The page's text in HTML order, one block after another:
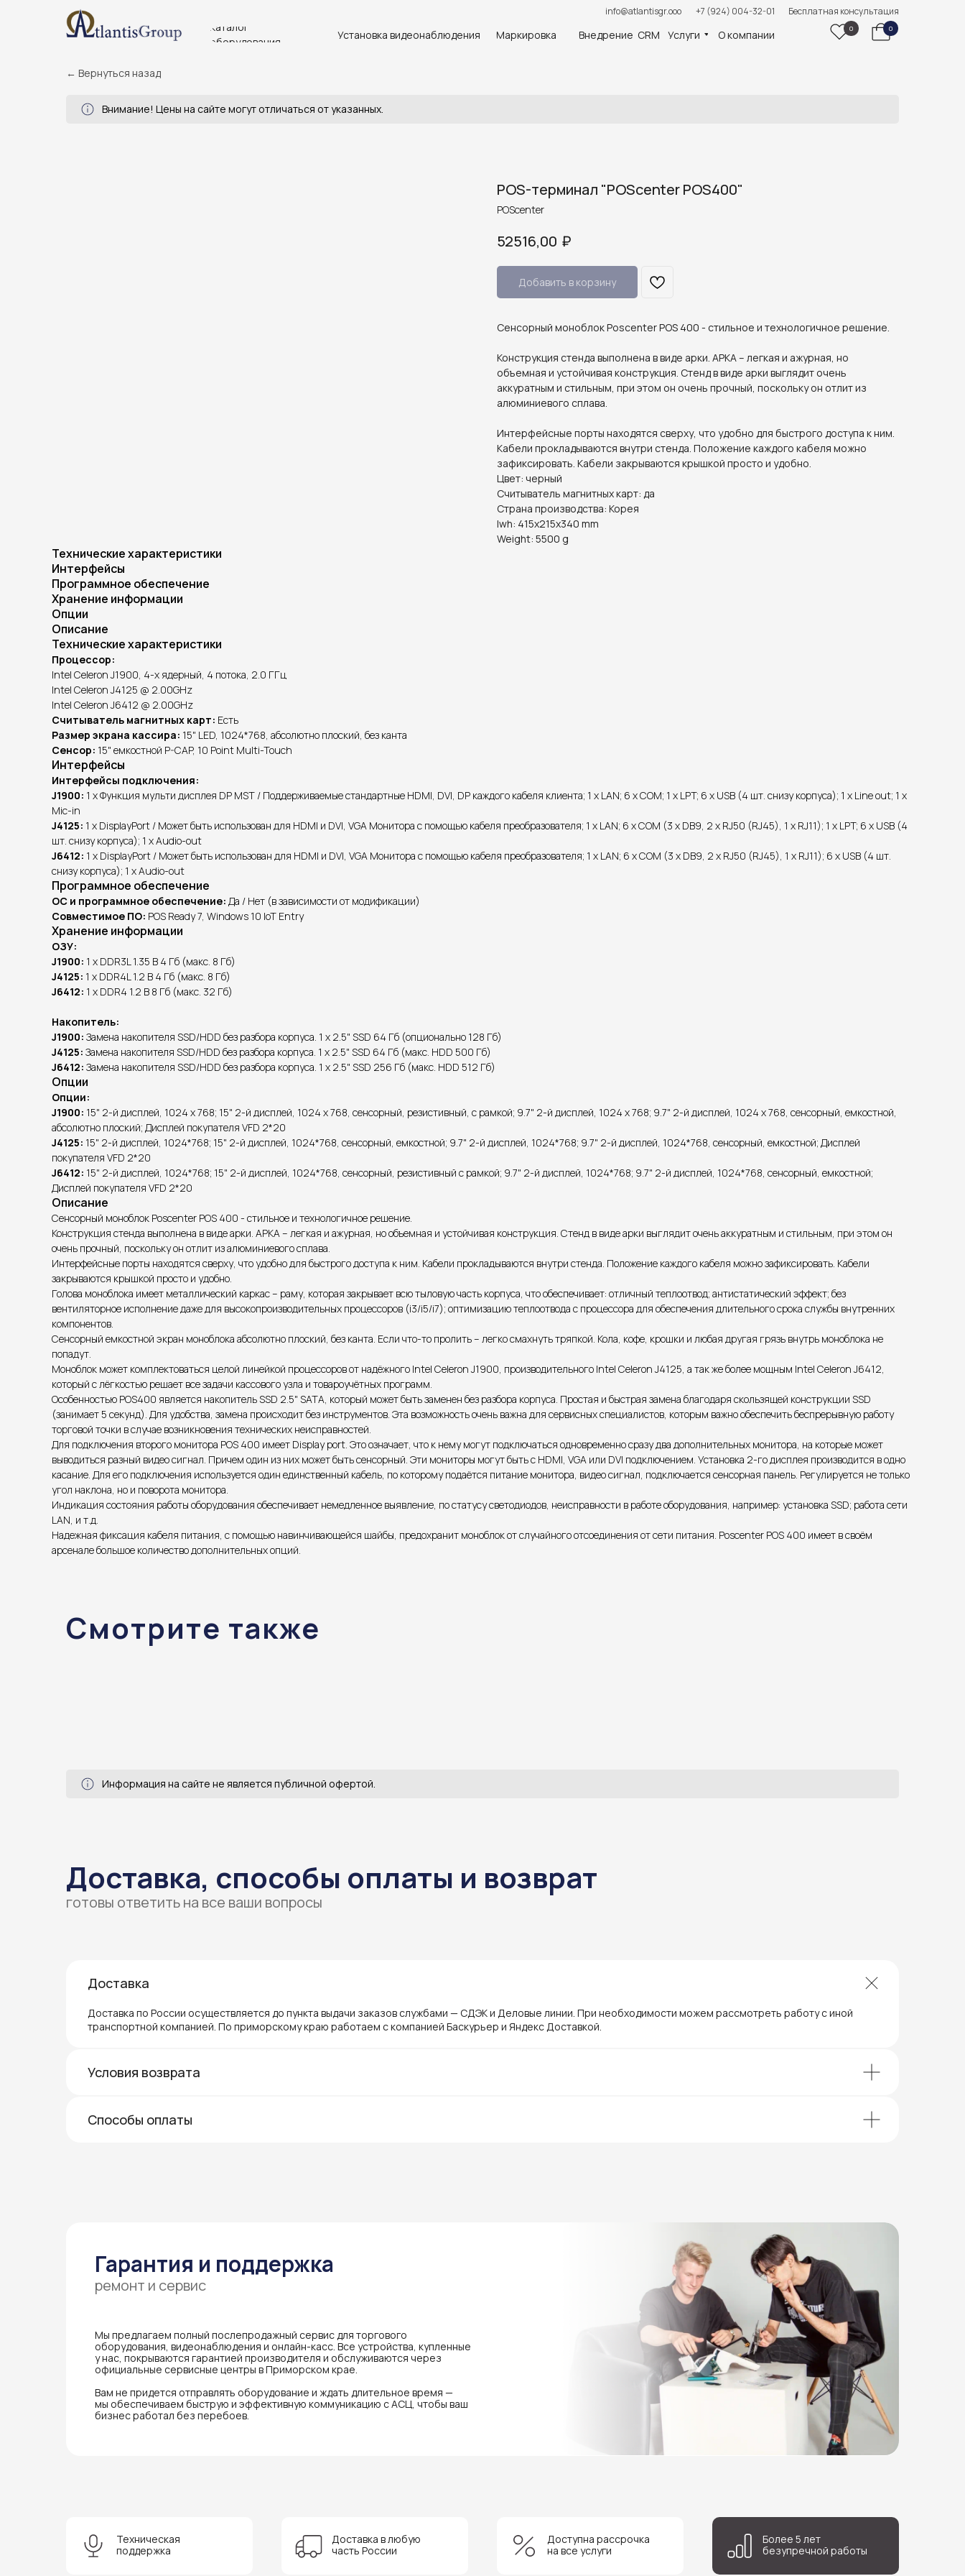
Бесплатная консультация
+7 (924) 004-32-01
info@atlantisgr.ooo
0
0
Установка видеонаблюдения
Каталог
оборудования
Маркировка Услуги О компании
Внедрение CRM
← Вернуться назад
Внимание! Цены на сайте могут отличаться от указанных.
POS-терминал "POScenter POS400"
POScenter
52516,00 ₽
Добавить в корзину
Сенсорный моноблок Poscenter POS 400 - стильное и технологичное решение.
Конструкция стенда выполнена в виде арки. АРКА – легкая и ажурная, но
объемная и устойчивая конструкция. Стенд в виде арки выглядит очень
аккуратным и стильным, при этом он очень прочный, поскольку он отлит из
алюминиевого сплава.
Интерфейсные порты находятся сверху, что удобно для быстрого доступа к ним.
Кабели прокладываются внутри стенда. Положение каждого кабеля можно
зафиксировать. Кабели закрываются крышкой просто и удобно.
Цвет: черный
Считыватель магнитных карт: да
Страна производства: Корея
lwh: 415x215x340 mm
Weight: 5500 g
Технические характеристики
Интерфейсы
Программное обеспечение
Хранение информации
Опции
Описание
Технические характеристики
Процессор:
Intel Celeron J1900, 4-х ядерный, 4 потока, 2.0 ГГц
Intel Celeron J4125 @ 2.00GHz
Intel Celeron J6412 @ 2.00GHz
Считыватель магнитных карт: Есть
Размер экрана кассира: 15" LED, 1024*768, абсолютно плоский, без канта
Сенсор: 15" емкостной P-CAP, 10 Point Multi-Touch
Интерфейсы
Интерфейсы подключения:
J1900: 1 х Функция мульти дисплея DP MST / Поддерживаемые стандартные HDMI, DVI, DP каждого кабеля клиента; 1 х LAN; 6 х COM; 1 х LPT; 6 х USB (4 шт. снизу корпуса); 1 х Line out; 1 х
Mic-in
J4125: 1 х DisplayPort / Может быть использован для HDMI и DVI, VGA Монитора с помощью кабеля преобразователя; 1 х LAN; 6 х COM (3 х DB9, 2 х RJ50 (RJ45), 1 х RJ11); 1 х LPT; 6 х USB (4
шт. снизу корпуса); 1 х Audio-out
J6412: 1 х DisplayPort / Может быть использован для HDMI и DVI, VGA Монитора с помощью кабеля преобразователя; 1 х LAN; 6 х COM (3 х DB9, 2 х RJ50 (RJ45), 1 х RJ11); 6 х USB (4 шт.
снизу корпуса); 1 х Audio-out
Программное обеспечение
ОС и программное обеспечение: Да / Нет (в зависимости от модификации)
Совместимое ПО: POS Ready 7, Windows 10 IoT Entry
Хранение информации
ОЗУ:
J1900: 1 x DDR3L 1.35 В 4 Гб (макс. 8 Гб)
J4125: 1 х DDR4L 1.2 В 4 Гб (макс. 8 Гб)
J6412: 1 х DDR4 1.2 В 8 Гб (макс. 32 Гб)
Накопитель:
J1900: Замена накопителя SSD/HDD без разбора корпуса. 1 х 2.5" SSD 64 Гб (опционально 128 Гб)
J4125: Замена накопителя SSD/HDD без разбора корпуса. 1 х 2.5" SSD 64 Гб (макс. HDD 500 Гб)
J6412: Замена накопителя SSD/HDD без разбора корпуса. 1 х 2.5" SSD 256 Гб (макс. HDD 512 Гб)
Опции
Опции:
J1900: 15" 2-й дисплей, 1024 x 768; 15" 2-й дисплей, 1024 x 768, сенсорный, резистивный, с рамкой; 9.7" 2-й дисплей, 1024 x 768; 9.7" 2-й дисплей, 1024 x 768, сенсорный, емкостной,
абсолютно плоский; Дисплей покупателя VFD 2*20
J4125: 15" 2-й дисплей, 1024*768; 15" 2-й дисплей, 1024*768, сенсорный, емкостной; 9.7" 2-й дисплей, 1024*768; 9.7" 2-й дисплей, 1024*768, сенсорный, емкостной; Дисплей
покупателя VFD 2*20
J6412: 15" 2-й дисплей, 1024*768; 15" 2-й дисплей, 1024*768, сенсорный, резистивный с рамкой; 9.7" 2-й дисплей, 1024*768; 9.7" 2-й дисплей, 1024*768, сенсорный, емкостной;
Дисплей покупателя VFD 2*20
Описание
Сенсорный моноблок Poscenter POS 400 - стильное и технологичное решение.
Конструкция стенда выполнена в виде арки. АРКА – легкая и ажурная, но объемная и устойчивая конструкция. Стенд в виде арки выглядит очень аккуратным и стильным, при этом он
очень прочный, поскольку он отлит из алюминиевого сплава.
Интерфейсные порты находятся сверху, что удобно для быстрого доступа к ним. Кабели прокладываются внутри стенда. Положение каждого кабеля можно зафиксировать. Кабели
закрываются крышкой просто и удобно.
Голова моноблока имеет металлический каркас – раму, которая закрывает всю тыловую часть корпуса, что обеспечивает: отличный теплоотвод; антистатический эффект; без
вентиляторное исполнение даже для высокопроизводительных процессоров (i3/i5/i7); оптимизацию теплоотвода с процессора для обеспечения длительного срока службы внутренних
компонентов.
Сенсорный емкостной экран моноблока абсолютно плоский, без канта. Если что-то пролить – легко смахнуть тряпкой. Кола, кофе, крошки и любая другая грязь внутрь моноблока не
попадут.
Моноблок может комплектоваться целой линейкой процессоров от надёжного Intel Celeron J1900, производительного Intel Celeron J4125, а так же более мощным Intel Celeron J6412,
который с лёгкостью решает все задачи кассового узла и товароучётных программ.
Особенностью POS400 является накопитель SSD 2.5" SATA, который может быть заменен без разбора корпуса. Простая и быстрая замена благодаря скользящей конструкции SSD
(занимает 5 секунд). Для удобства, замена происходит без инструментов. Эта возможность очень важна для сервисных специалистов, которым важно обеспечить беспрерывную работу
торговой точки в случае возникновения технических неисправностей.
Для подключения второго монитора POS 400 имеет Display port. Это означает, что к нему могут подключаться одновременно сразу два дополнительных монитора, на которые может
выводиться разный видео сигнал. Причем один из них может быть сенсорный. Эти мониторы могут быть с HDMI, VGA или DVI подключением. Установка 2-го дисплея производится в одно
касание. Для его подключения используется один единственный кабель, по которому подаётся питание монитора, видео сигнал, подключается сенсорная панель. Регулируется не только
угол наклона, но и поворота монитора.
Индикация состояния работы оборудования обеспечивает немедленное выявление, по статусу светодиодов, неисправности в работе оборудования, например: установка SSD; работа сети
LAN, и т.д.
Надежная фиксация кабеля питания, с помощью навинчивающейся шайбы, предохранит моноблок от случайного отсоединения от сети питания. Poscenter POS 400 имеет в своём
арсенале большое количество дополнительных опций.
Смотрите также
Информация на сайте не является публичной офертой.
Доставка, способы оплаты и возврат
готовы ответить на все ваши вопросы
Доставка
Доставка по России осуществляется до пункта выдачи заказов службами — СДЭК и Деловые линии. При необходимости можем рассмотреть работу с иной
транспортной компанией. По приморскому краю работаем с компанией Баскурьер и Яндекс Доставкой.
Условия возврата
Способы оплаты
Гарантия и поддержка
Мы предлагаем полный послепродажный сервис для торгового
оборудования, видеонаблюдения и онлайн-касс. Все устройства, купленные
у нас, покрываются гарантией производителя и обслуживаются через
официальные сервисные центры в Приморском крае.
Вам не придется отправлять оборудование и ждать длительное время —
мы обеспечиваем быструю и эффективную коммуникацию с АСЦ, чтобы ваш
бизнес работал без перебоев.
ремонт и сервис
Техническая
поддержка
Доставка в любую
часть России
Доступна рассрочка
на все услуги
Более 5 лет
безупречной работы